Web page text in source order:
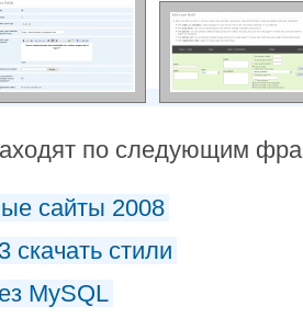
по следующим
сайты 2008
скачать стили
MySQL